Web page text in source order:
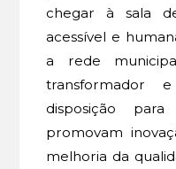
chegar à sala
acessível e
a rede
transformador
disposição
promovam
melhoria da